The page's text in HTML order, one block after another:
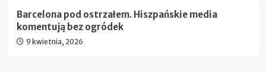
Barcelona pod ostrzałem. Hiszpańskie media
komentują bez ogródek
9 kwietnia, 2026